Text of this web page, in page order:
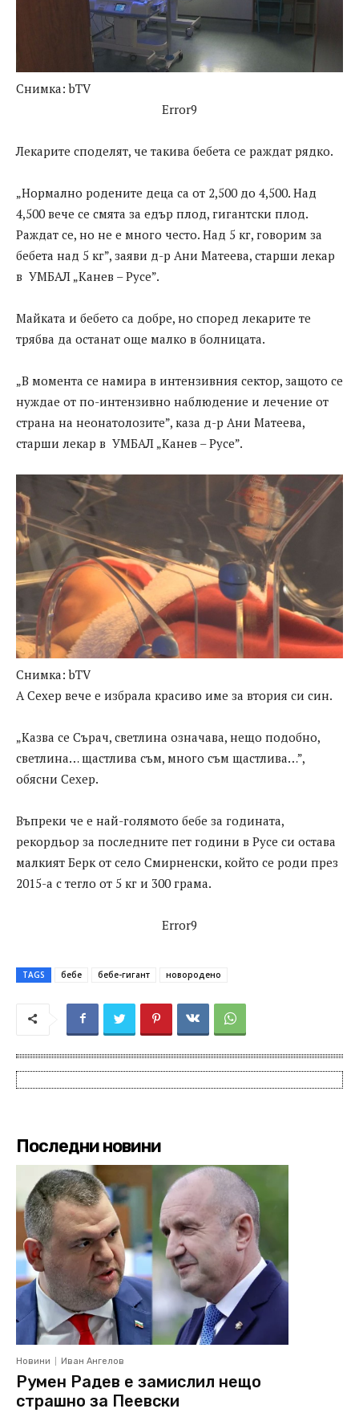
Снимка: bTV
Error9
Лекарите споделят, че такива бебета се раждат рядко.
„Нормално родените деца са от 2,500 до 4,500. Над
4,500 вече се смята за едър плод, гигантски плод.
Раждат се, но не е много често. Над 5 кг, говорим за
бебета над 5 кг”, заяви д-р Ани Матеева, старши лекар
в УМБАЛ „Канев – Русе”.
Майката и бебето са добре, но според лекарите те
трябва да останат още малко в болницата.
„В момента се намира в интензивния сектор, защото се
нуждае от по-интензивно наблюдение и лечение от
страна на неонатолозите”, каза д-р Ани Матеева,
старши лекар в УМБАЛ „Канев – Русе”.
Снимка: bTV
А Сехер вече е избрала красиво име за втория си син.
„Казва се Сърач, светлина означава, нещо подобно,
светлина… щастлива съм, много съм щастлива…”,
обясни Сехер.
Въпреки че е най-голямото бебе за годината,
рекордьор за последните пет години в Русе си остава
малкият Берк от село Смирненски, който се роди през
2015-а с тегло от 5 кг и 300 грама.
Error9
TAGS бебе бебе-гигант новородено
Последни новини
Новини Иван Ангелов
Румен Радев е замислил нещо
страшно за Пеевски